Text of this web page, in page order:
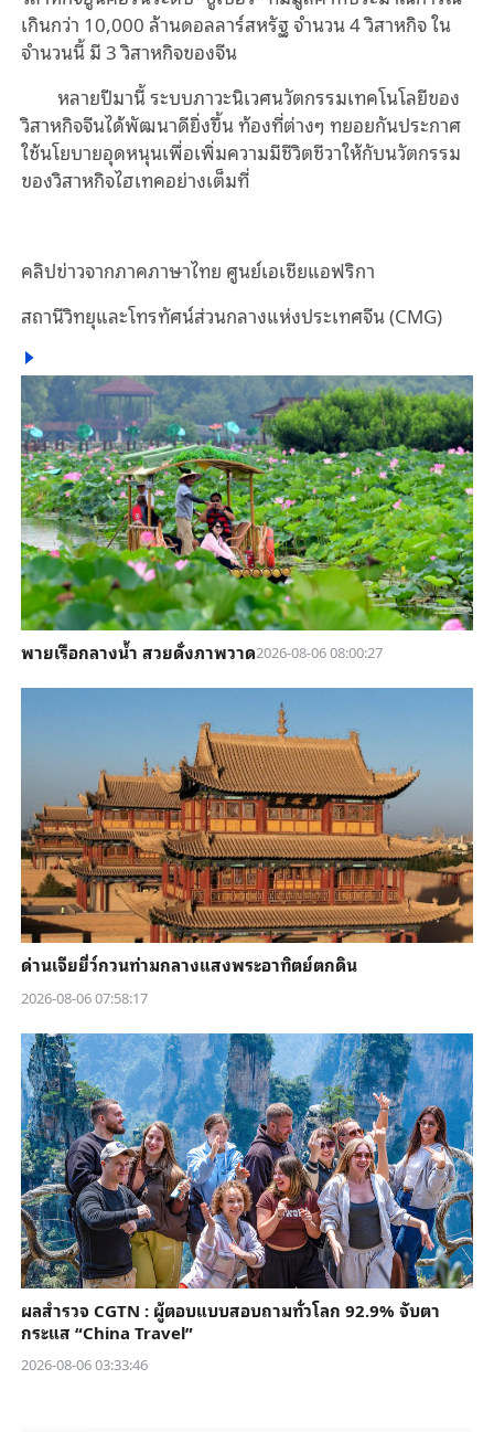
เกินกว่า 10,000 ล้านดอลลาร์สหรัฐ จำนวน 4 วิสาหกิจ ใน
จำนวนนี้ มี 3 วิสาหกิจของจีน
หลายปีมานี้ ระบบภาวะนิเวศนวัตกรรมเทคโนโลยีของ
วิสาหกิจจีนได้พัฒนาดียิ่งขึ้น ท้องที่ต่างๆ ทยอยกันประกาศ
ใช้นโยบายอุดหนุนเพื่อเพิ่มความมีชีวิตชีวาให้กับนวัตกรรม
ของวิสาหกิจไฮเทคอย่างเต็มที่
คลิปข่าวจากภาคภาษาไทย ศูนย์เอเชียแอฟริกา
สถานีวิทยุและโทรทัศน์ส่วนกลางแห่งประเทศจีน (CMG)
พายเรือกลางน้ำ สวยดั่งภาพวาด2026-08-06 08:00:27
ด่านเจียยี่ว์กวนท่ามกลางแสงพระอาทิตย์ตกดิน
2026-08-06 07:58:17
ผลสำรวจ CGTN : ผู้ตอบแบบสอบถามทั่วโลก 92.9% จับตา
กระแส “China Travel”
2026-08-06 03:33:46